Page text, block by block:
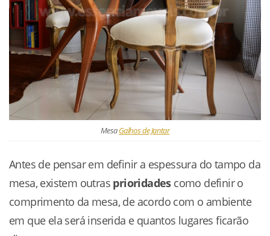
MesaGalhos de Jantar
Antes de pensar em definir a espessura do tampo da
mesa, existem outras prioridadescomo definir o
comprimento da mesa, de acordo com o ambiente
em que ela será inserida e quantos lugares ficarão